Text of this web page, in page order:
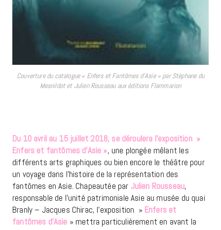
Couverture du catalogue « Enfers et Fantômes d’Asie » par Stéphane du
Mesnildot et Julien Rousseau aux éditions Flammarion
Du 10 avril au 15 juillet 2018, se déroulera l’exposition »
Enfers et fantômes d’Asie », une plongée mêlant les
différents arts graphiques ou bien encore le théâtre pour
un voyage dans l’histoire de la représentation des
fantômes en Asie. Chapeautée par Julien Rousseau,
responsable de l’unité patrimoniale Asie au musée du quai
Branly – Jacques Chirac, l’exposition » Enfers et
fantômes d’Asie » mettra particulièrement en avant la